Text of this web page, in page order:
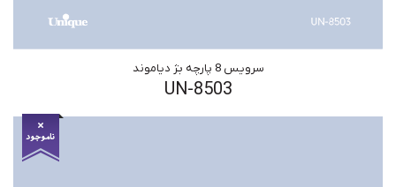
سرویس 8 پارچه بژ دیاموند
UN-8503